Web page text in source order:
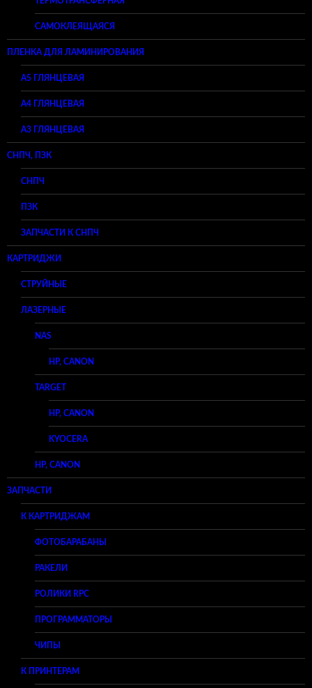
САМОКЛЕЯЩАЯСЯ
ПЛЕНКА ДЛЯ ЛАМИНИРОВАНИЯ
A5 ГЛЯНЦЕВАЯ
А4 ГЛЯНЦЕВАЯ
A3 ГЛЯНЦЕВАЯ
СНПЧ, ПЗК
СНПЧ
ПЗК
ЗАПЧАСТИ К СНПЧ
КАРТРИДЖИ
СТРУЙНЫЕ
ЛАЗЕРНЫЕ
NAS
HP, CANON
TARGET
HP, CANON
KYOCERA
HP, CANON
ЗАПЧАСТИ
К КАРТРИДЖАМ
ФОТОБАРАБАНЫ
РАКЕЛИ
РОЛИКИ RPC
ПРОГРАММАТОРЫ
ЧИПЫ
К ПРИНТЕРАМ